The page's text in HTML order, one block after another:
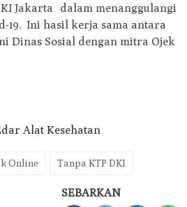
Jakarta dalam menanggulangi
19. Ini hasil kerja sama antara
Dinas Sosial dengan mitra Ojek
Online Tanpa KTP DKI
SEBARKAN